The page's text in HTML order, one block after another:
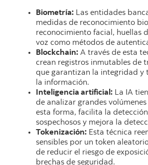
Biometría: Las entidades
medidas de reconocimiento
reconocimiento facial, huellas
voz como métodos de
Blockchain: A través de esta
crean registros inmutables de
que garantizan la integridad y
la información.
Inteligencia artificial: La IA
de analizar grandes
esta forma, facilita la
sospechosos y mejora la
Tokenización: Esta técnica
sensibles por un token
de reducir el riesgo de
brechas de seguridad.